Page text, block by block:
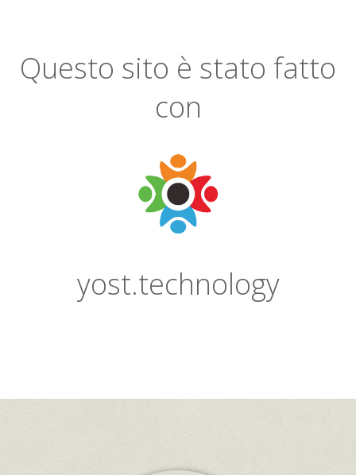
Questo sito è stato fatto
con
yost.technology